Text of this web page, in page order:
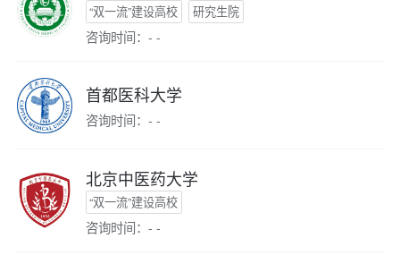
“双一流”建设高校 研究生院
咨询时间：- -
首都医科大学
咨询时间：- -
北京中医药大学
“双一流”建设高校
咨询时间：- -